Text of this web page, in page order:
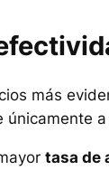
más
únicamente
tasa de